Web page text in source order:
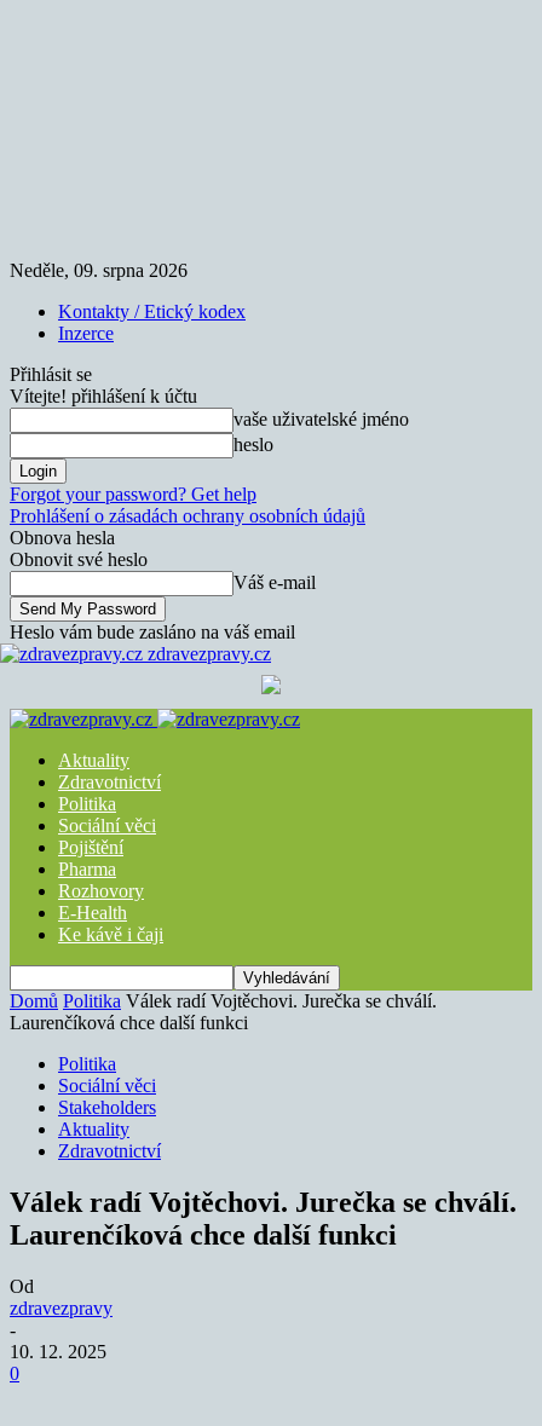
Neděle, 09. srpna 2026
Kontakty / Etický kodex
Inzerce
Přihlásit se
Vítejte! přihlášení k účtu
vaše uživatelské jméno
heslo
Forgot your password? Get help
Prohlášení o zásadách ochrany osobních údajů
Obnova hesla
Obnovit své heslo
Váš e-mail
Heslo vám bude zasláno na váš email
zdravezpravy.cz
Aktuality
Zdravotnictví
Politika
Sociální věci
Pojištění
Pharma
Rozhovory
E-Health
Ke kávě i čaji
Domů Politika Válek radí Vojtěchovi. Jurečka se chválí.
Laurenčíková chce další funkci
Politika
Sociální věci
Stakeholders
Aktuality
Zdravotnictví
Válek radí Vojtěchovi. Jurečka se chválí.
Laurenčíková chce další funkci
Od
zdravezpravy
-
10. 12. 2025
0